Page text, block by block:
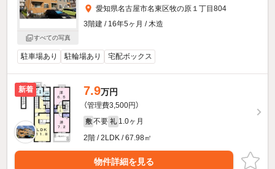
すべての写真
愛知県名古屋市名東区牧の原１丁目804
3階建 / 16年5ヶ月 / 木造
駐車場あり 駐輪場あり 宅配ボックス
新着 7.9万円
（管理費3,500円）
敷 不要 礼 1.0ヶ月
2階 / 2LDK / 67.98㎡
物件詳細を見る